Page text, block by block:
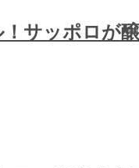
サッポロが